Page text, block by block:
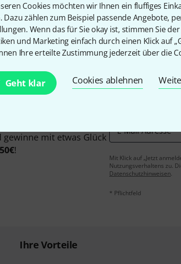
Cookies möchten wir Ihnen ein fluffiges
Dazu zählen zum Beispiel passende Angebote,
Wenn das für Sie okay ist, stimmen Sie
und Marketing einfach durch einen Klick auf
Ihre erteilte Zustimmung jederzeit über die
Geht klar Cookies ablehnen
Gefällt Ihnen, was Sie
Teilen Hilfe & Feedback
mit etwas Glück
50€!
E-Mail-Adresse*
Mit Klick auf „Jetzt
Nutzungsverhaltens zu.
Datenschutzhinweisen.
* Pflichtfeld
Ihre Vorteile